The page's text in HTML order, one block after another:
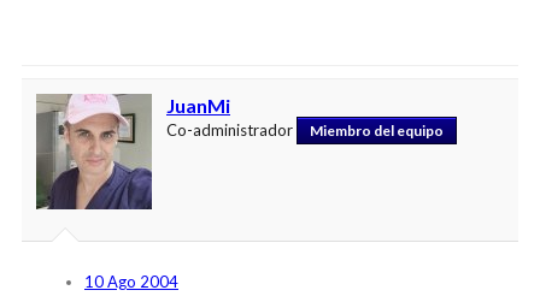
JuanMi
Co-administrador Miembro del equipo
10 Ago 2004